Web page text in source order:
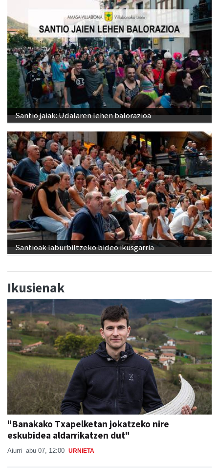
Santio jaiak: Udalaren lehen balorazioa
Santioak laburbiltzeko bideo ikusgarria
Ikusienak
"Banakako Txapelketan jokatzeko nire
eskubidea aldarrikatzen dut"
Aiurri abu 07, 12:00 URNIETA